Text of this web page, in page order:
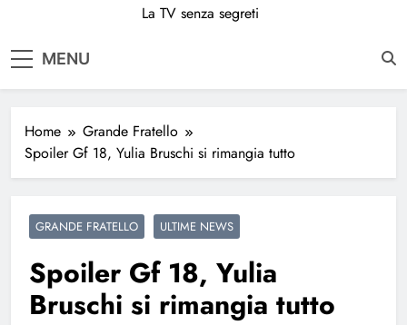
La TV senza segreti
MENU
Home
Grande Fratello
Spoiler Gf 18, Yulia Bruschi si rimangia tutto
GRANDE FRATELLO ULTIME NEWS
Spoiler Gf 18, Yulia
Bruschi si rimangia tutto